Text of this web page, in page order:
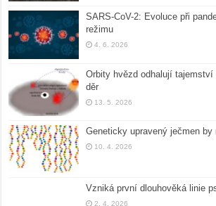
SARS-CoV-2: Evoluce při
režimu
4. 6. 2026
Orbity hvězd odhalují
děr
13. 5. 2026
Geneticky upravený ječmen
10. 4. 2026
Vzniká první dlouhověká linie
2. 4. 2026